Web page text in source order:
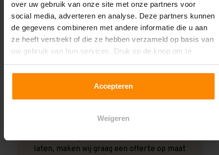
over uw gebruik van onze site met onze partners voor
social media, adverteren en analyse. Deze partners kunnen
de gegevens combineren met andere informatie die u aan
ze heeft verstrekt of die ze hebben verzameld op basis van
uw gebruik van hun services. Druk op de knop om te
accepteren!
Accepteren
Weigeren
laten, maken wij graag een offerte op maat